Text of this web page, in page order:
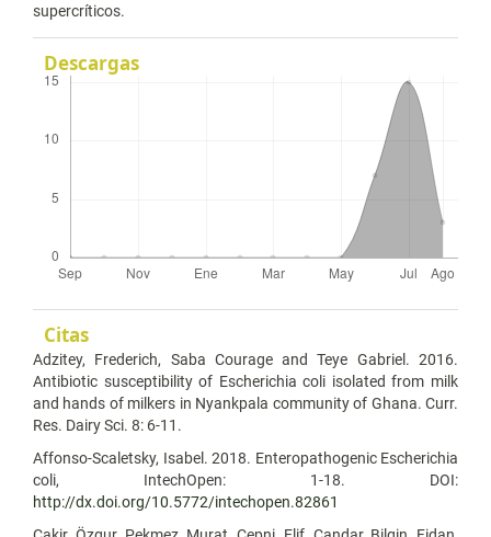
supercríticos.
Descargas
Citas
Adzitey, Frederich, Saba Courage and Teye Gabriel. 2016.
Antibiotic susceptibility of Escherichia coli isolated from milk
and hands of milkers in Nyankpala community of Ghana. Curr.
Res. Dairy Sci. 8: 6-11.
Affonso-Scaletsky, Isabel. 2018. Enteropathogenic Escherichia
coli, IntechOpen: 1-18. DOI:
http://dx.doi.org/10.5772/intechopen.82861